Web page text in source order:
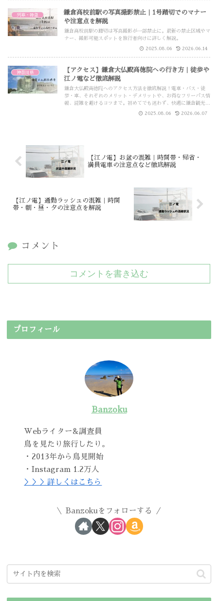
列車・特急
鎌倉高校前駅の写真撮影禁止｜1号踏切でのマナー
や注意点を解説
鎌倉高校前駅の踏切は写真撮影が一部禁止に。最新の禁止区域やマ
ナー、撮影可能スポットを旅行者向けに詳しく解説。
2025.08.06 2026.06.14
神奈川県
【アクセス】鎌倉大仏殿高徳院への行き方｜徒歩や
江ノ電など徹底解説
鎌倉大仏殿高徳院へのアクセス方法を徹底解説！電車・バス・徒
歩・車、それぞれのメリット・デメリットや、お得なフリーパス情
報、混雑を避けるコツまで。初めてでも迷わず、快適に鎌倉観光を
2025.08.06 2026.06.07
【江ノ電】お盆の混雑｜時間帯・帰省・
満員電車の注意点など徹底解説
【江ノ電】通勤ラッシュの混雑｜時間
帯・朝・昼・夕の注意点を解説
コメント
コメントを書き込む
プロフィール
Banzoku
Webライター&調査員
鳥を見たり旅行したり。
・2013年から鳥見開始
・Instagram 1.2万人
＞＞＞詳しくはこちら
Banzokuをフォローする